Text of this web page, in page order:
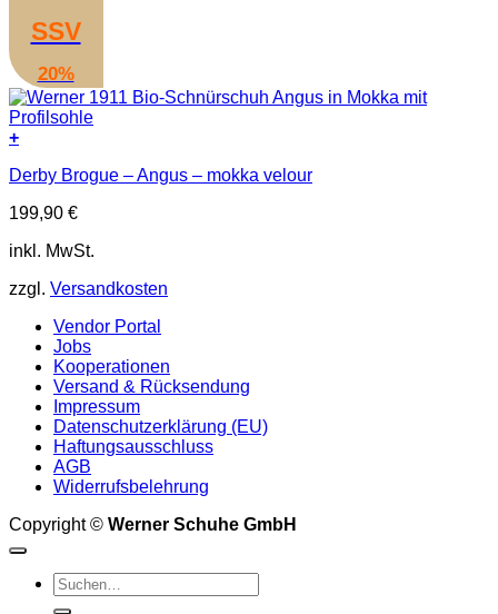
SSV
20%
+
Produkt
mehrere
auf.
Optionen
können
Produktseite
gewählt
werden
Derby Brogue – Angus – mokka velour
199,90 €
inkl. MwSt.
zzgl. Versandkosten
Vendor Portal
Jobs
Kooperationen
Versand & Rücksendung
Impressum
Datenschutzerklärung (EU)
Haftungsausschluss
AGB
Widerrufsbelehrung
Copyright © Werner Schuhe GmbH
Suche
nach: